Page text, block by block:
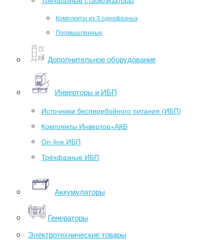
Комплекты из 3 однофазных
Промышленные
Дополнительное оборудование
Инверторы и ИБП
Источники бесперебойного питания (ИБП)
Комплекты Инвертор+АКБ
On-line ИБП
Трёхфазные ИБП
Аккумуляторы
Генераторы
Электротехнические товары